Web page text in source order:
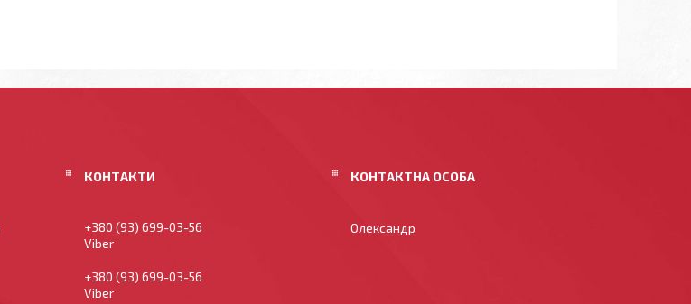
+380 (93) 699-03-56
Viber
+380 (93) 699-03-56
Viber
Олександр